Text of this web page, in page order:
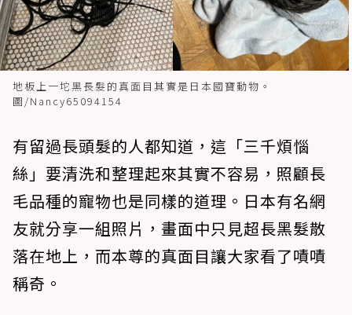
地板上一坨黑長髮的真面目其實是日本國寶動物。
圖/Nancy65094154
有留過長頭髮的人都知道，這「三千煩惱
絲」要清洗和整理起來其實不容易，照顧長
毛品種的寵物也是同樣的道理。日本有名網
友就分享一組照片，畫面中只見超長黑髮散
落在地上，而本尊的真面目讓大家看了嘖嘖
稱奇。